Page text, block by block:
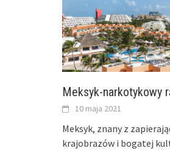
Meksyk-narkotykowy
10 maja 2021
Meksyk, znany z
krajobrazów i bogatej